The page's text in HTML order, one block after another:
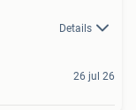
Details
26 jul 26